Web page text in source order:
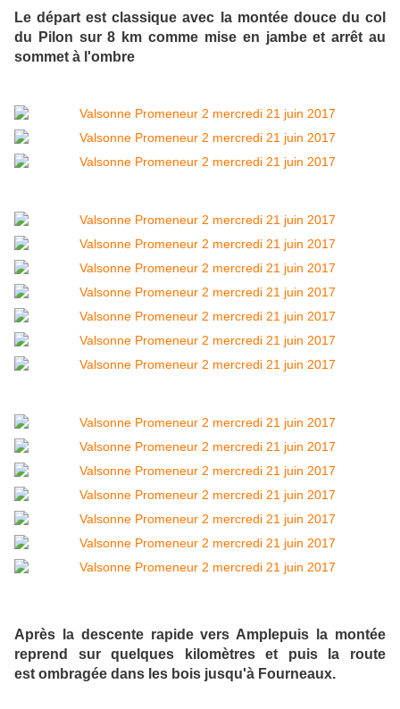
Le départ est classique avec la montée douce du col
du Pilon sur 8 km comme mise en jambe et arrêt au
sommet à l'ombre
Après la descente rapide vers Amplepuis la montée
reprend sur quelques kilomètres et puis la route
est ombragée dans les bois jusqu'à Fourneaux.